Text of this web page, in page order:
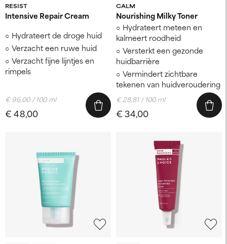
RESIST
Intensive Repair Cream
Hydrateert de droge huid
Verzacht een ruwe huid
Verzacht fijne lijntjes en
rimpels
€ 48,00
€ 96,00 / 100 ml
CALM
Nourishing Milky Toner
Hydrateert meteen en
kalmeert roodheid
Versterkt een gezonde
huidbarrière
Vermindert zichtbare
tekenen van huidveroudering
€ 34,00
€ 28,81 / 100 ml